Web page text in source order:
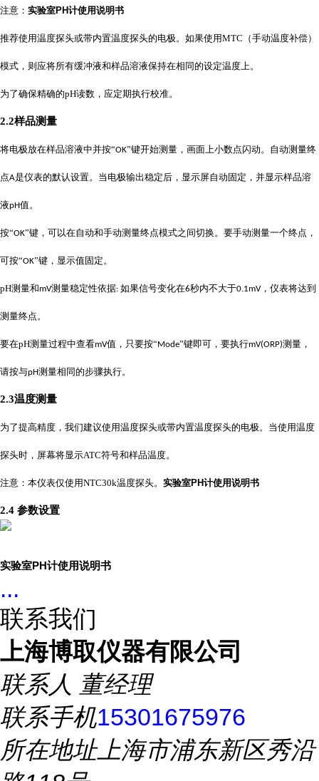
注意： 实验室PH计使用说明书
推荐使用温度探头或带内置温度探头的电极。如果使用MTC （手动温度补偿）
模式，则应将所有缓冲液和样品溶液保持在相同的设定温度上。
为了确保精确的pH读数，应定期执行校准。
2.2样品测量
将电极放在样品溶液中并按“OK”键开始测量，画面上小数点闪动。自动测量终
点A是仪表的默认设置。当电极输出稳定后，显示屏自动固定，并显示样品溶
液pH值。
按“OK”键，可以在自动和手动测量终点模式之间切换。要手动测量一个终点，
可按“OK”键，显示值固定。
pH测量和mV测量稳定性依据: 如果信号变化在6秒内不大于0.1mV，仪表将达到
测量终点。
要在pH测量过程中查看mV值，只要按“Mode”键即可，要执行mV(ORP)测量，
请按与pH测量相同的步骤执行。
2.3温度测量
为了提高精度，我们建议使用温度探头或带内置温度探头的电极。当使用温度
探头时，屏幕将显示ATC符号和样品温度。
注意：本仪表仅使用NTC30k温度探头。 实验室PH计使用说明书
2.4 参数设置
实验室PH计使用说明书
...
联系我们
上海博取仪器有限公司
联系人 董经理
联系手机15301675976
所在地址上海市浦东新区秀沿